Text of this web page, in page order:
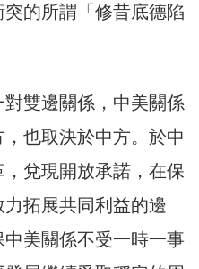
的所謂「修昔底德陷
雙邊關係，中美關係
也取決於中方。於中
兌現開放承諾，在保
拓展共同利益的邊
美關係不受一時一事